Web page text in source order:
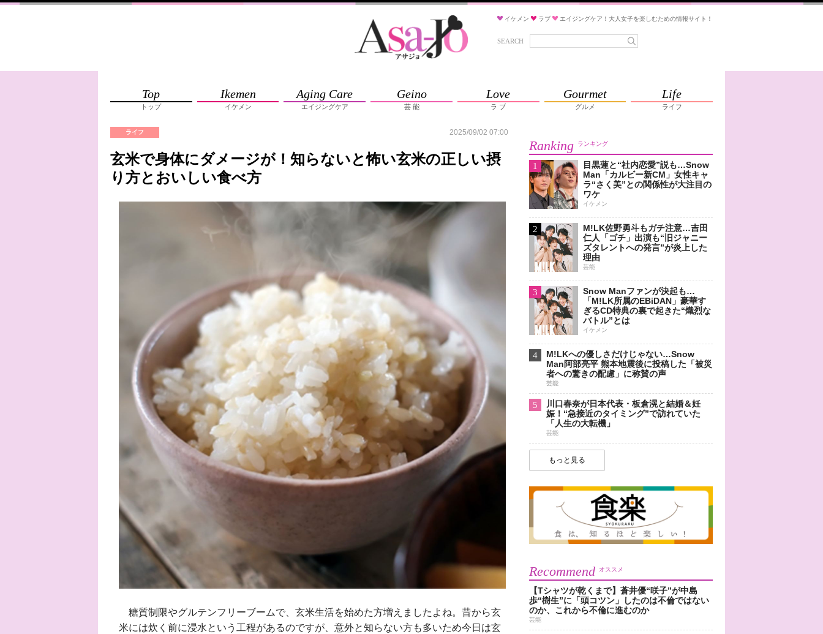
イケメン ラブ エイジングケア！大人女子を楽しむための情報サイト！
SEARCH
Top
トップ
Ikemen
イケメン
Aging Care
エイジングケア
Geino
芸 能
Love
ラ ブ
Gourmet
グルメ
Life
ライフ
ライフ 2025/09/02 07:00
玄米で身体にダメージが！知らないと怖い玄米の正しい摂
り方とおいしい食べ方
糖質制限やグルテンフリーブームで、玄米生活を始めた方増えましたよね。昔から玄
米には炊く前に浸水という工程があるのですが、意外と知らない方も多いため今日は玄
Ranking ランキング
1
目黒蓮と“社内恋愛”説も…Snow
Man「カルビー新CM」女性キャ
ラ“さく美”との関係性が大注目の
ワケ
イケメン
2
M!LK佐野勇斗もガチ注意…吉田
仁人「ゴチ」出演も“旧ジャニー
ズタレントへの発言”が炎上した
理由
芸能
3
Snow Manファンが決起も…
「M!LK所属のEBiDAN」豪華す
ぎるCD特典の裏で起きた“熾烈な
バトル”とは
イケメン
4
M!LKへの優しさだけじゃない…Snow
Man阿部亮平 熊本地震後に投稿した「被災
者への驚きの配慮」に称賛の声
芸能
5
川口春奈が日本代表・板倉滉と結婚＆妊
娠！“急接近のタイミング”で訪れていた
「人生の大転機」
芸能
もっと見る
Recommend オススメ
【Tシャツが乾くまで】蒼井優“咲子”が中島
歩“樹生”に「頭コツン」したのは不倫ではない
のか、これから不倫に進むのか
芸能